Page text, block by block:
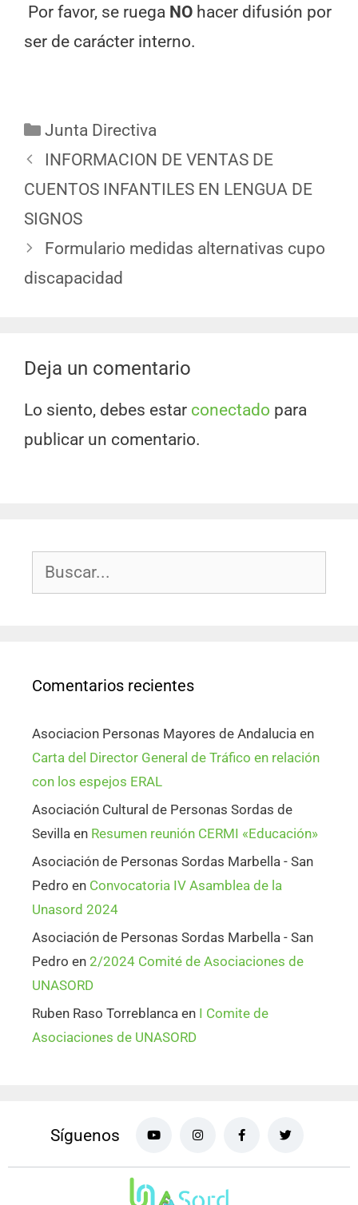
Por favor, se ruega NO hacer difusión por
ser de carácter interno.
Junta Directiva
INFORMACION DE VENTAS DE
CUENTOS INFANTILES EN LENGUA DE
SIGNOS
Formulario medidas alternativas cupo
discapacidad
Deja un comentario
Lo siento, debes estar conectado para
publicar un comentario.
Comentarios recientes
Asociacion Personas Mayores de Andalucia en
Carta del Director General de Tráfico en relación
con los espejos ERAL
Asociación Cultural de Personas Sordas de
Sevilla en Resumen reunión CERMI «Educación»
Asociación de Personas Sordas Marbella - San
Pedro en Convocatoria IV Asamblea de la
Unasord 2024
Asociación de Personas Sordas Marbella - San
Pedro en 2/2024 Comité de Asociaciones de
UNASORD
Ruben Raso Torreblanca en I Comite de
Asociaciones de UNASORD
Síguenos